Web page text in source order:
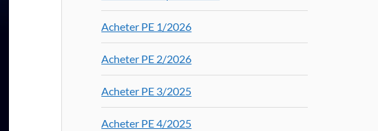
Acheter PE 1/2026
Acheter PE 2/2026
Acheter PE 3/2025
Acheter PE 4/2025